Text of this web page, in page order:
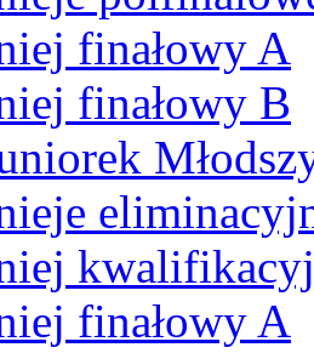
finałowy A
finałowy B
finałowy A